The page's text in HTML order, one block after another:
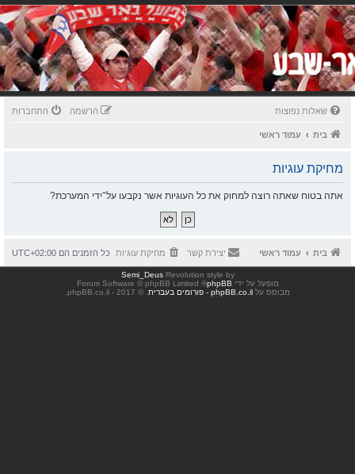
שאלות נפוצות התחברות הרשמה
בית עמוד ראשי
מחיקת עוגיות
אתה בטוח שאתה רוצה למחוק את כל העוגיות אשר נקבעו על־ידי המערכת?
בית עמוד ראשי כל הזמנים הם UTC+02:00 מחיקת עוגיות יצירת קשר
Revolution style by
Semi_Deus
מופעל על ידי phpBB
® Forum Software © phpBB Limited
מבוסס על phpBB.co.il - פורומים בעברית . © 2017 - phpBB.co.il.